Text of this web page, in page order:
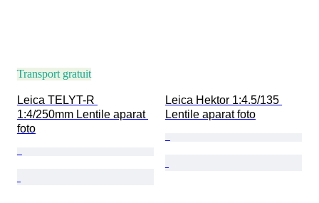
Transport gratuit
Leica TELYT-R
1:4/250mm Lentile aparat
foto
Leica Hektor 1:4.5/135
Lentile aparat foto